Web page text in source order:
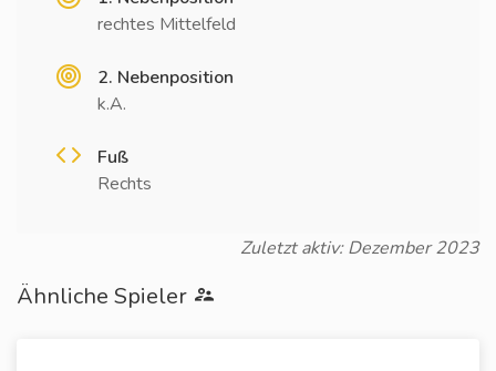
rechtes Mittelfeld
2. Nebenposition
k.A.
Fuß
Rechts
Zuletzt aktiv: Dezember 2023
Ähnliche Spieler